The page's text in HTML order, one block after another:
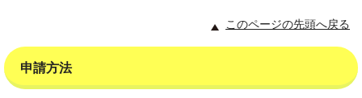
このページの先頭へ戻る
申請方法